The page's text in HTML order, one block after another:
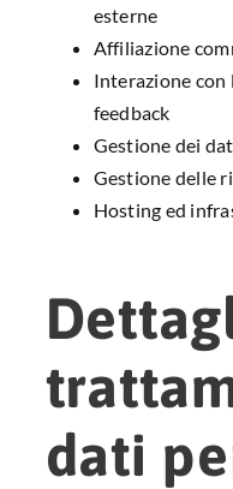
esterne
Affiliazione
Interazione
feedback
Gestione dei
Gestione delle
Hosting ed
dati